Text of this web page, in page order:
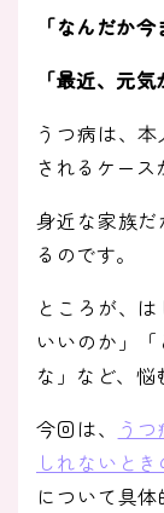
「なんだか
「最近、元
うつ病は、
されるケース
身近な家族
るのです。
ところが、
いいのか」
な」など、悩
今回は、
う
しれないと
について具